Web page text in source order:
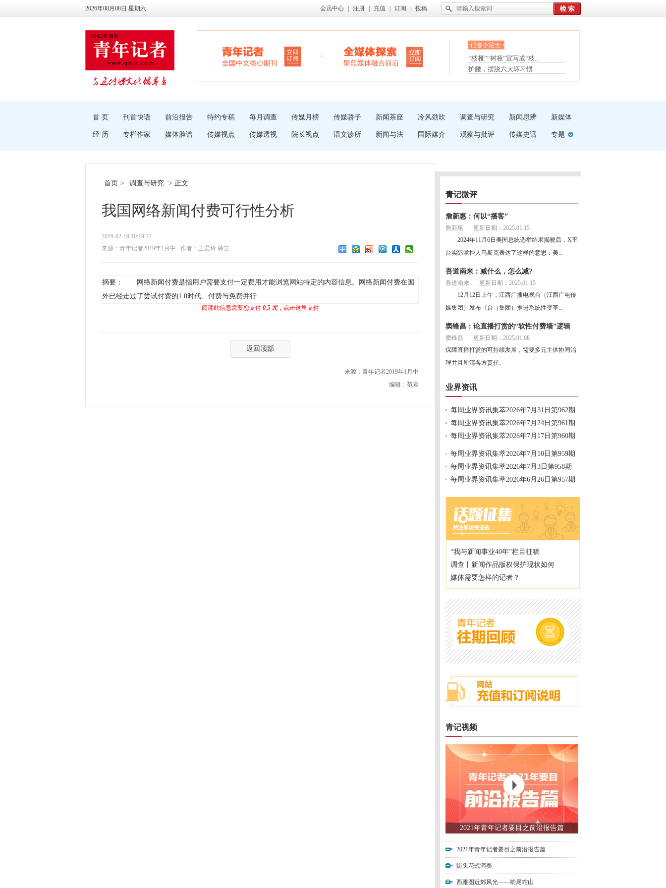
2026年08月08日 星期六 会员中心 注册 充值 订阅 投稿
眼白变红或是结膜下出血
“枝桠”“树桠”宜写成“枝...
夏天缓解疲劳有三招
护腰，摆脱六大坏习惯
受伤了冰敷还是热敷
首 页 刊首快语 前沿报告 特约专稿 每月调查 传媒月榜 传媒骄子 新闻茶座 冷风劲吹 调查与研究 新闻思辨 新媒体
经 历 专栏作家 媒体脸谱 传媒视点 传媒透视 院长视点 语文诊所 新闻与法 国际媒介 观察与批评 传媒史话 专题
首页 > 调查与研究 > 正文
我国网络新闻付费可行性分析
2019-02-19 10:19:37
来源：青年记者2019年1月中
作者：王爱玲 韩笑
摘要： 网络新闻付费是指用户需要支付一定费用才能浏览网站特定的内容信息。网络新闻付费在国
外已经走过了尝试付费的1 0时代、付费与免费并行
阅读此信息需要您支付 0.5 元，点击这里支付
返回顶部
来源：青年记者2019年1月中
编辑：范君
青记微评
詹新惠：何以“播客”
詹新惠
更新日期：2025.01.15
2024年11月6日美国总统选举结果揭晓后，X平
台实际掌控人马斯克表达了这样的意思：美...
吾道南来：减什么，怎么减?
吾道南来
更新日期：2025.01.15
12月12日上午，江西广播电视台（江西广电传
媒集团）发布《台（集团）推进系统性变革...
窦锋昌：论直播打赏的“软性付费墙”逻辑
窦锋昌
更新日期：2025.01.08
保障直播打赏的可持续发展，需要多元主体协同治
理并且厘清各方责任。
业界资讯
每周业界资讯集萃2026年7月31日第962期
每周业界资讯集萃2026年7月24日第961期
每周业界资讯集萃2026年7月17日第960期
每周业界资讯集萃2026年7月10日第959期
每周业界资讯集萃2026年7月3日第958期
每周业界资讯集萃2026年6月26日第957期
“我与新闻事业40年”栏目征稿
调查丨新闻作品版权保护现状如何
媒体需要怎样的记者？
青记视频
2021年青年记者要目之前沿报告篇
2021年青年记者要目之前沿报告篇
街头花式演奏
西雅图近郊风光——响尾蛇山